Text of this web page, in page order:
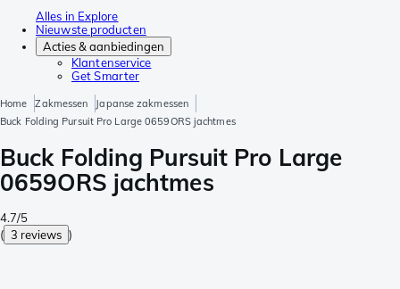
Alles in Explore
Nieuwste producten
Acties & aanbiedingen
Klantenservice
Get Smarter
Home Zakmessen
Japanse zakmessen
Buck Folding Pursuit Pro Large 0659ORS jachtmes
Buck Folding Pursuit Pro Large
0659ORS jachtmes
4.7/5
( 3 reviews )